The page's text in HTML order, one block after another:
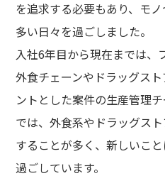
を追求する必要もあり、モ
多い日々を過ごしました。
入社6年目から現在までは、
外食チェーンやドラッグス
ントとした案件の生産管理
では、外食系やドラッグス
することが多く、新しいこ
過ごしています。